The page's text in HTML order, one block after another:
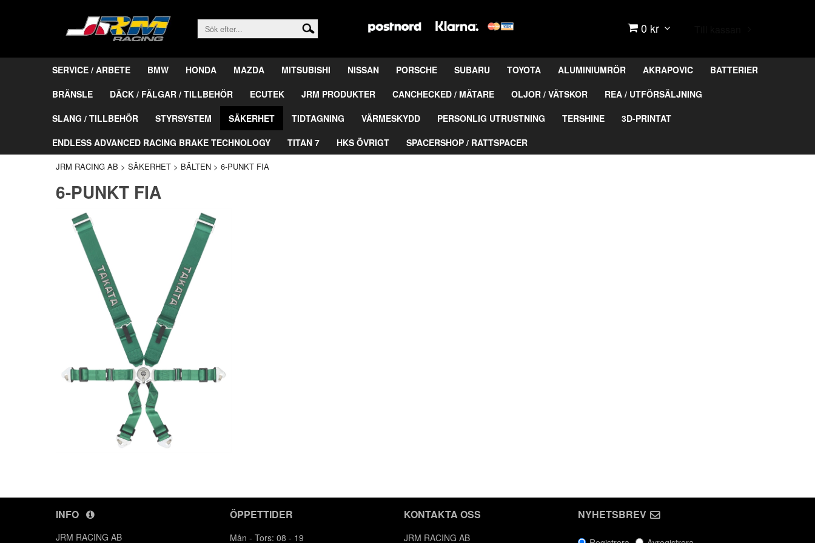
0 kr
SERVICE / ARBETE BMW HONDA MAZDA MITSUBISHI NISSAN PORSCHE SUBARU TOYOTA ALUMINIUMRÖR AKRAPOVIC
BATTERIER
BRÄNSLE
DÄCK / FÄLGAR / TILLBEHÖR ECUTEK JRM PRODUKTER CANCHECKED / MÄTARE OLJOR / VÄTSKOR
REA / UTFÖRSÄLJNING
SLANG / TILLBEHÖR
STYRSYSTEM SÄKERHET TIDTAGNING VÄRMESKYDD PERSONLIG UTRUSTNING TERSHINE
3D-PRINTAT
ENDLESS ADVANCED RACING BRAKE TECHNOLOGY
TITAN 7 HKS ÖVRIGT SPACERSHOP / RATTSPACER
JRM RACING AB > SÄKERHET > BÄLTEN > 6-PUNKT FIA
6-PUNKT FIA
INFO
JRM RACING AB
ÖPPETTIDER
Mån - Tors: 08 - 19
KONTAKTA OSS
JRM RACING AB
NYHETSBREV